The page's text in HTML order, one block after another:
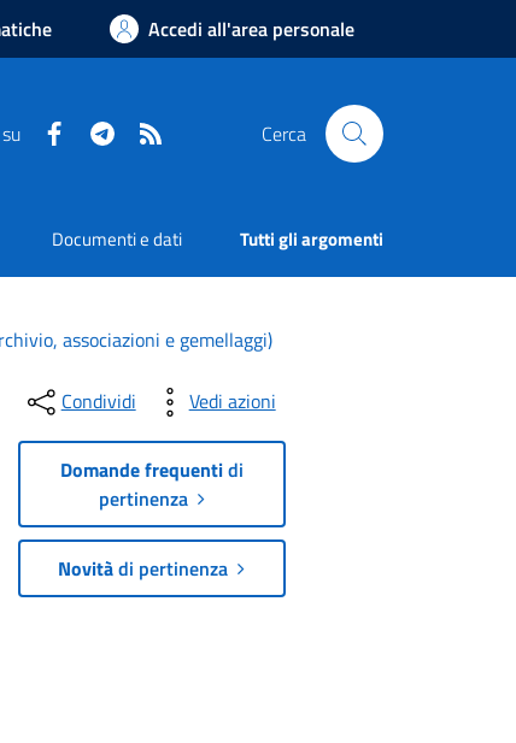
Accedi all'area personale
FacebookTelegram Cerca
Documenti e dati Tutti gli argomenti
associazioni e gemellaggi)
Condividi Vedi azioni
Domande frequentidi
pertinenza
Novitàdi pertinenza